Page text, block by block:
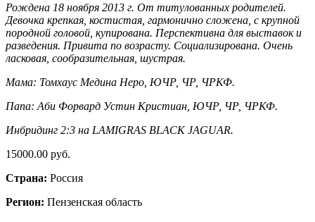
Рождена 18 ноября 2013 г. От титулованных родителей.
Девочка крепкая, костистая, гармонично сложена, с крупной
породной головой, купирована. Перспективна для выставок и
разведения. Привита по возрасту. Социализирована. Очень
ласковая, сообразительная, шустрая.
Мама: Томхаус Медина Неро, ЮЧР, ЧР, ЧРКФ.
Папа: Аби Форвард Устин Кристиан, ЮЧР, ЧР, ЧРКФ.
Инбридинг 2:3 на LAMIGRAS BLACK JAGUAR.
15000.00 руб.
Страна: Россия
Регион: Пензенская область